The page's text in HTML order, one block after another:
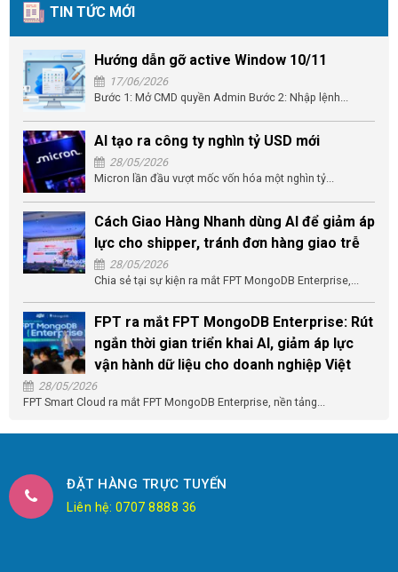
TIN TỨC MỚI
Hướng dẫn gỡ active Window 10/11
17/06/2026
Bước 1: Mở CMD quyền Admin Bước 2: Nhập lệnh...
AI tạo ra công ty nghìn tỷ USD mới
28/05/2026
Micron lần đầu vượt mốc vốn hóa một nghìn tỷ...
Cách Giao Hàng Nhanh dùng AI để giảm áp
lực cho shipper, tránh đơn hàng giao trễ
28/05/2026
Chia sẻ tại sự kiện ra mắt FPT MongoDB Enterprise,...
FPT ra mắt FPT MongoDB Enterprise: Rút
ngắn thời gian triển khai AI, giảm áp lực
vận hành dữ liệu cho doanh nghiệp Việt
28/05/2026
FPT Smart Cloud ra mắt FPT MongoDB Enterprise, nền tảng...
ĐẶT HÀNG TRỰC TUYẾN
Liên hệ: 0707 8888 36